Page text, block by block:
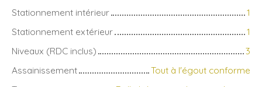
Stationnement intérieur
1
Stationnement extérieur
1
Niveaux (RDC inclus)
3
Assainissement
Tout à l'égout conforme